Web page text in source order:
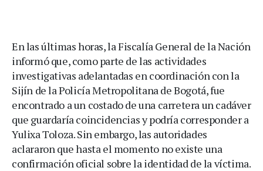
En las últimas horas, la Fiscalía General de la Nación
informó que, como parte de las actividades
investigativas adelantadas en coordinación con la
Sijín de la Policía Metropolitana de Bogotá, fue
encontrado a un costado de una carretera un cadáver
que guardaría coincidencias y podría corresponder a
Yulixa Toloza. Sin embargo, las autoridades
aclararon que hasta el momento no existe una
confirmación oficial sobre la identidad de la víctima.